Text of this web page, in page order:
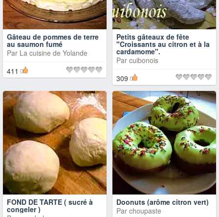
Gâteau de pommes de terre
au saumon fumé
Par La cuisine de Yolande
411
Petits gâteaux de fête
"Croissants au citron et à la
cardamome".
Par cuibonois
309
FOND DE TARTE ( sucré à
congeler )
Doonuts (arôme citron vert)
Par choupaste